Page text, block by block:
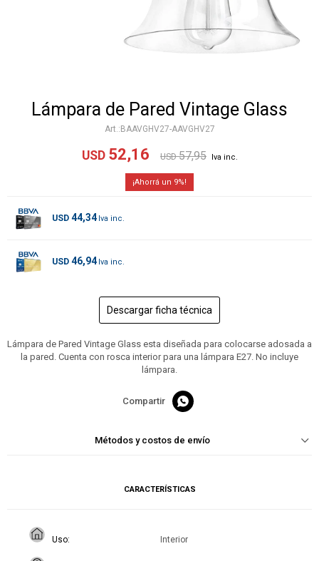
Lámpara de Pared Vintage Glass
BAAVGHV27-AAVGHV27
USD 52,16 USD 57,95
9
USD 44,34
USD 46,94
Descargar ficha técnica
Lámpara de Pared Vintage Glass esta diseñada para colocarse adosada a
la pared. Cuenta con rosca interior para una lámpara E27. No incluye
lámpara.

Métodos y costos de envío
CARACTERÍSTICAS
Uso Interior